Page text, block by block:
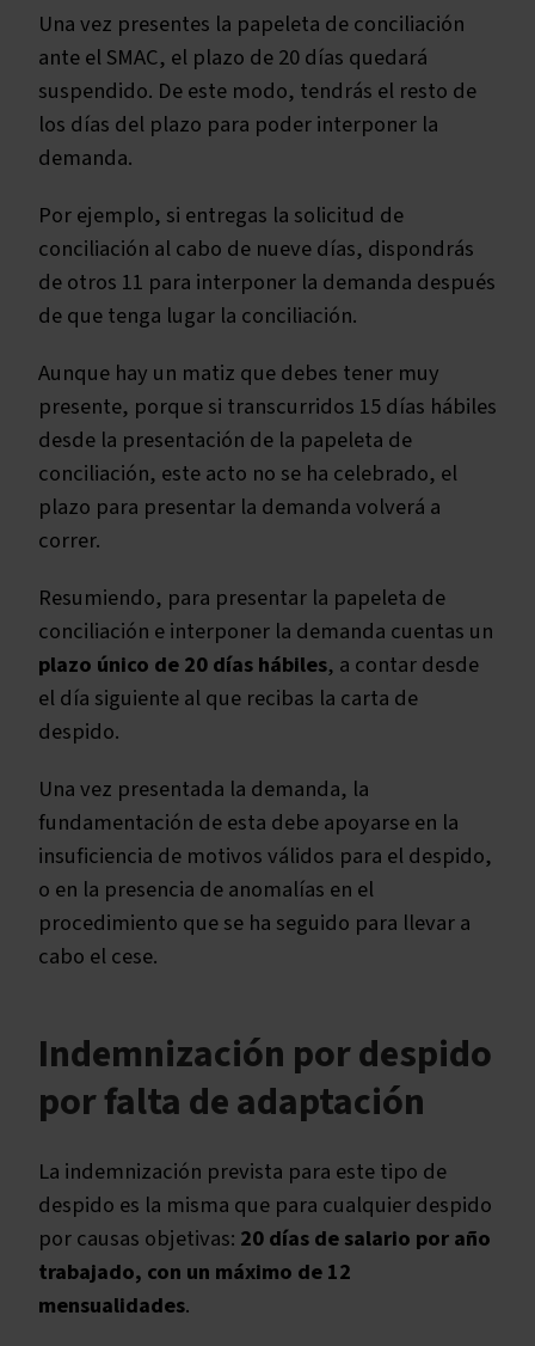
Una vez presentes la papeleta de conciliación
ante el SMAC, el plazo de 20 días quedará
suspendido. De este modo, tendrás el resto de
los días del plazo para poder interponer la
demanda.
Por ejemplo, si entregas la solicitud de
conciliación al cabo de nueve días, dispondrás
de otros 11 para interponer la demanda después
de que tenga lugar la conciliación.
Aunque hay un matiz que debes tener muy
presente, porque si transcurridos 15 días hábiles
desde la presentación de la papeleta de
conciliación, este acto no se ha celebrado, el
plazo para presentar la demanda volverá a
correr.
Resumiendo, para presentar la papeleta de
conciliación e interponer la demanda cuentas un
plazo único de 20 días hábiles, a contar desde
el día siguiente al que recibas la carta de
despido.
Una vez presentada la demanda, la
fundamentación de esta debe apoyarse en la
insuficiencia de motivos válidos para el despido,
o en la presencia de anomalías en el
procedimiento que se ha seguido para llevar a
cabo el cese.
Indemnización por despido
por falta de adaptación
La indemnización prevista para este tipo de
despido es la misma que para cualquier despido
por causas objetivas: 20 días de salario por año
trabajado, con un máximo de 12
mensualidades.